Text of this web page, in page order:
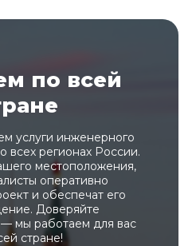
по всей
услуги инженерного
всех регионах России.
местоположения,
оперативно
и обеспечат его
Доверяйте
мы работаем для вас
стране!